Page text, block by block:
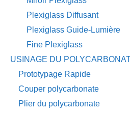
Plexiglass Diffusant
Plexiglass Guide-Lumière
Fine Plexiglass
USINAGE DU
Prototypage Rapide
Couper polycarbonate
Plier du polycarbonate